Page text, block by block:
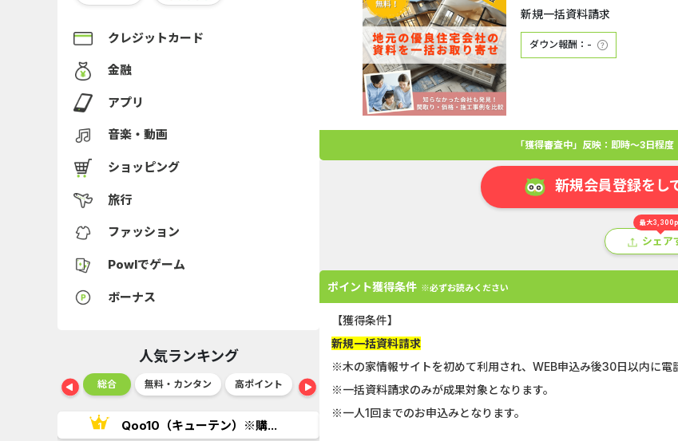
クレジットカード
金融
アプリ
音楽・動画
ショッピング
旅行
ファッション
Powlでゲーム
ボーナス
人気ランキング
ショッピング 総合 無料・カンタン 高ポイント ゲーム アプリ クレジットカード 金融
Qoo10（キューテン）※購...
新規一括資料請求
ダウン報酬：-
「獲得審査中」反映：即時～3日程度
新規会員登録をし
最大
シェア
ポイント獲得条件 ※必ずお読みください
【獲得条件】
新規一括資料請求
※木の家情報サイトを初めて利用され、WEB申込み後30日以内に電
※一括資料請求のみが成果対象となります。
※一人1回までのお申込みとなります。